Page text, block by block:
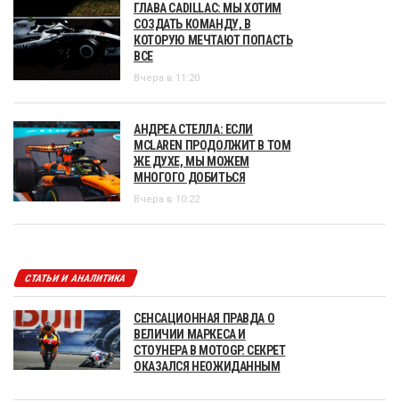
ГЛАВА CADILLAC: МЫ ХОТИМ
СОЗДАТЬ КОМАНДУ, В
КОТОРУЮ МЕЧТАЮТ ПОПАСТЬ
ВСЕ
Вчера в 11:20
АНДРЕА СТЕЛЛА: ЕСЛИ
MCLAREN ПРОДОЛЖИТ В ТОМ
ЖЕ ДУХЕ, МЫ МОЖЕМ
МНОГОГО ДОБИТЬСЯ
Вчера в 10:22
СТАТЬИ И АНАЛИТИКА
СЕНСАЦИОННАЯ ПРАВДА О
ВЕЛИЧИИ МАРКЕСА И
СТОУНЕРА В MOTOGP. СЕКРЕТ
ОКАЗАЛСЯ НЕОЖИДАННЫМ